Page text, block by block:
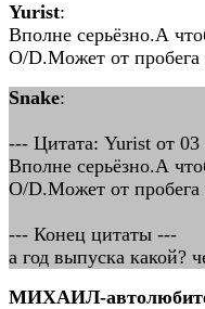
Yurist:
Вполне серьёзно.А
O/D.Может от пробега
Snake:
--- Цитата: Yurist от
Вполне серьёзно.А
O/D.Может от пробега
--- Конец цитаты ---
а год выпуска какой?
МИХАИЛ-